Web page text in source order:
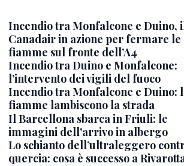
Incendio tra Monfalcone e Duino,
Canadair in azione per fermare le
fiamme sul fronte dell’A4
Incendio tra Duino e Monfalcone:
l’intervento dei vigili del fuoco
Incendio tra Monfalcone e Duino:
fiamme lambiscono la strada
Il Barcellona sbarca in Friuli: le
immagini dell'arrivo in albergo
Lo schianto dell’ultraleggero
quercia: cosa è successo a